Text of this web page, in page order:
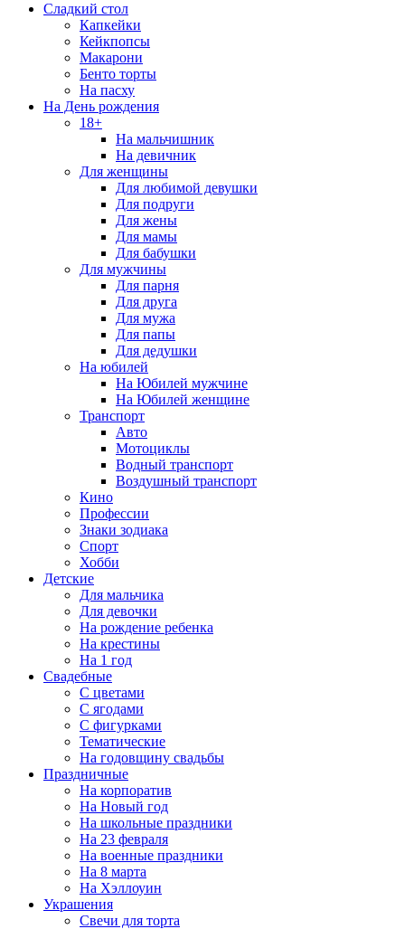
Сладкий стол
Капкейки
Кейкпопсы
Макарони
Бенто торты
На пасху
На День рождения
18+
На мальчишник
На девичник
Для женщины
Для любимой девушки
Для подруги
Для жены
Для мамы
Для бабушки
Для мужчины
Для парня
Для друга
Для мужа
Для папы
Для дедушки
На юбилей
На Юбилей мужчине
На Юбилей женщине
Транспорт
Авто
Мотоциклы
Водный транспорт
Воздушный транспорт
Кино
Профессии
Знаки зодиака
Спорт
Хобби
Детские
Для мальчика
Для девочки
На рождение ребенка
На крестины
На 1 год
Свадебные
С цветами
С ягодами
С фигурками
Тематические
На годовщину свадьбы
Праздничные
На корпоратив
На Новый год
На школьные праздники
На 23 февраля
На военные праздники
На 8 марта
На Хэллоуин
Украшения
Свечи для торта